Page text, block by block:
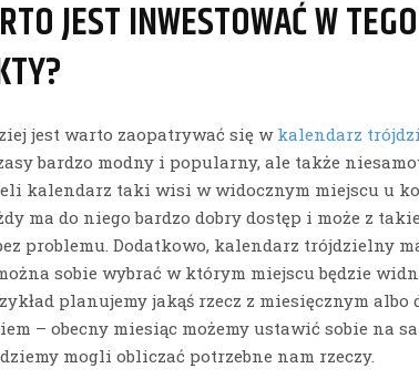
JEST INWESTOWAĆ W
jest warto zaopatrywać się wkalendarz
bardzo modny i popularny, ale także
kalendarz taki wisi w widocznym miejscu u
ma do niego bardzo dobry dostęp i może z
problemu. Dodatkowo, kalendarz trójdzielny
sobie wybrać w którym miejscu będzie
planujemy jakąś rzecz z miesięcznym albo
– obecny miesiąc możemy ustawić sobie na
mogli obliczać potrzebne nam rzeczy.